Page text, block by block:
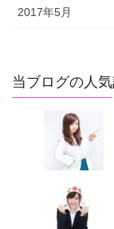
2017年5月
当ブログの人気